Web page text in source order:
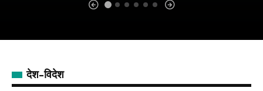
देश-विदेश